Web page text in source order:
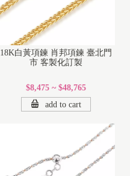
18K白黃項鍊 肖邦項鍊 臺北門
市 客製化訂製
$8,475 ~ $48,765
add to cart